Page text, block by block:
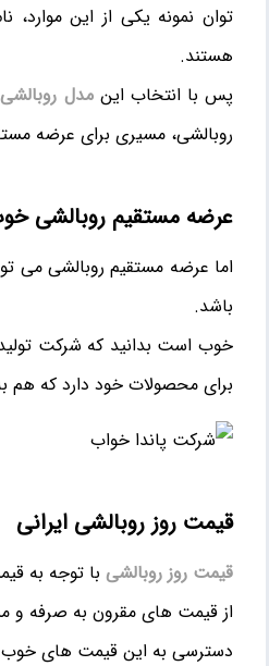
توان نمونه یکی از این موارد،
هستند.
پس با انتخاب اینمدل
روبالشی، مسیری برای عرضه
عرضه مستقیم روبالشی
اما عرضه مستقیم روبالشی می
باشد.
خوب است بدانید که شرکت
برای محصولات خود دارد که هم
قیمت روز روبالشی ایرانی
قیمت روز روبالشی با توجه به
از قیمت های مقرون به صرفه و
دسترسی به این قیمت های خوب